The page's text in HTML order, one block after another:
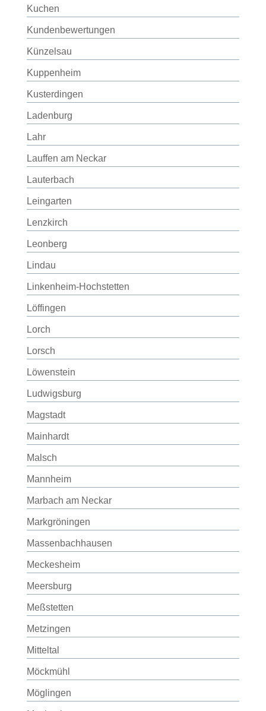
Kuchen
Kundenbewertungen
Künzelsau
Kuppenheim
Kusterdingen
Ladenburg
Lahr
Lauffen am Neckar
Lauterbach
Leingarten
Lenzkirch
Leonberg
Lindau
Linkenheim-Hochstetten
Löffingen
Lorch
Lorsch
Löwenstein
Ludwigsburg
Magstadt
Mainhardt
Malsch
Mannheim
Marbach am Neckar
Markgröningen
Massenbachhausen
Meckesheim
Meersburg
Meßstetten
Metzingen
Mitteltal
Möckmühl
Möglingen